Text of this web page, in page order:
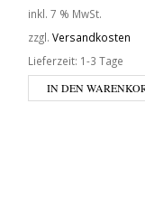
inkl. 7 % MwSt.
zzgl. Versandkosten
Lieferzeit: 1-3 Tage
IN DEN